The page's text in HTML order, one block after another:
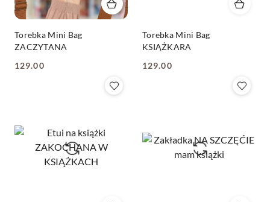
Torebka Mini Bag
ZACZYTANA
Cena:
129.00
Torebka Mini Bag
KSIĄŻKARA
Cena:
129.00